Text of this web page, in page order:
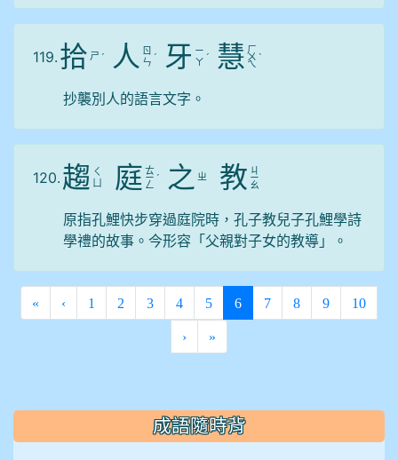
119. 拾 ㄕ ˊ 人 ㄖ
ㄣ ˊ 牙 ㄧ
ㄚ ˊ 慧 ㄏ
ㄨ
ㄟ
ˋ
抄襲別人的語言文字。
120. 趨 ㄑ
庭 ㄊ
ㄧ
ㄥ
ˊ 之 ㄓ 教 ㄐ
ㄧ
ㄠ
原指孔鯉快步穿過庭院時，孔子教兒子孔鯉學詩
學禮的故事。今形容「父親對子女的教導」。
« ‹ 1 2 3 4 5 6(current)
7 8 9 10
› »
::: 成語隨時背